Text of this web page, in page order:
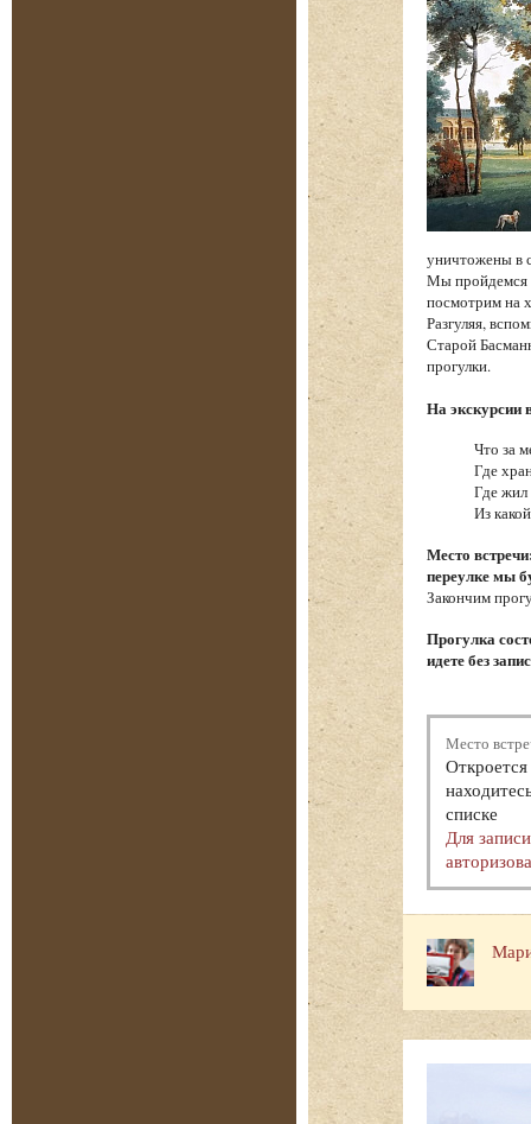
уничтожены в
Мы пройдемся
посмотрим на
Разгуляя,
Старой
прогулки.
На экскурсии
Что за
Где
Где жил
Из
Место
переулке мы
Закончим
Прогулка
идете без
Место
списке
Для